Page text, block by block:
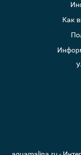
Как